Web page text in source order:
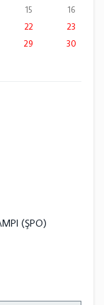
15
16
22
23
29
30
(ŞPO)